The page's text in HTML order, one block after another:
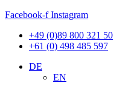
Facebook-f Instagram
+49 (0)89 800 321 50
+61 (0) 498 485 597
DE
EN